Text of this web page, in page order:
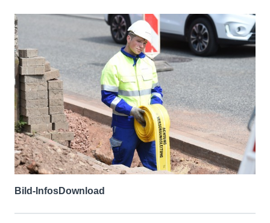
Bild-InfosDownload